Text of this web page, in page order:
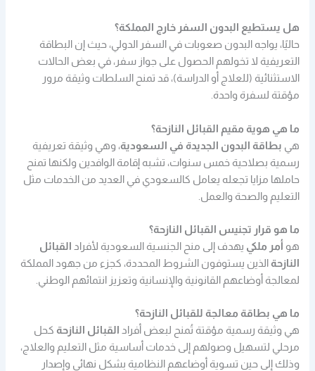
هل يستطيع البدون السفر خارج المملكة؟
حاليًا، يواجه البدون صعوبات في السفر الدولي، حيث إن البطاقة
التعريفية لا تخولهم الحصول على جواز سفر، في بعض الحالات
الاستثنائية (للعلاج أو الدراسة)، قد تمنح السلطات وثيقة مرور
مؤقتة لسفرة واحدة.
ما هي هوية مقيم القبائل النازحة؟
هي بطاقة البدون الجديدة في السعودية، وهي وثيقة تعريفية
رسمية بصلاحية خمس سنوات، تشبه إقامة الوافدين ولكنها تمنح
حاملها مزايا تجعله يعامل كالسعودي في العديد من الخدمات مثل
التعليم والصحة والعمل.
ما هو قرار تجنيس القبائل النازحة؟
هو أمر ملكي يهدف إلى منح الجنسية السعودية لأفراد
القبائل
النازحة الذين يستوفون الشروط المحددة، كجزء من جهود المملكة
لمعالجة أوضاعهم القانونية والإنسانية وتعزيز انتمائهم الوطني.
ما هي بطاقة معالجة للقبائل النازحة؟
هي وثيقة رسمية مؤقتة تُمنح لبعض أفراد القبائل النازحة كحل
مرحلي لتسهيل وصولهم إلى خدمات أساسية مثل التعليم والعلاج،
وذلك إلى حين تسوية أوضاعهم النظامية بشكل نهائي وإصدار